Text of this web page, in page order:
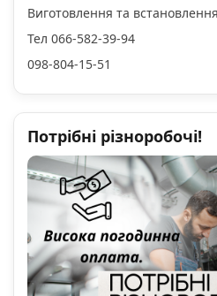
Виготовлення та
Тел 066-582-39-94
098-804-15-51
Потрібні різноробочі!